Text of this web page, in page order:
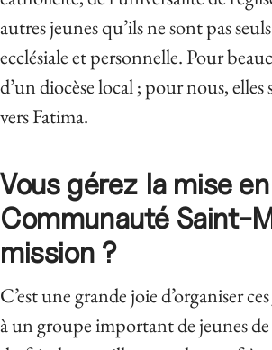
autres jeunes qu’ils ne sont pas
ecclésiale et personnelle. Pour
d’un diocèse local ; pour nous,
vers Fatima.
Vous gérez la mise
Communauté Saint-
mission ?
C’est une grande joie d’organiser
à un groupe important de jeunes